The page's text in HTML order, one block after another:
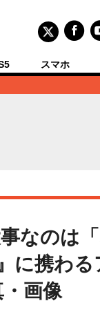
スマホ
なのは
に携わ
画像